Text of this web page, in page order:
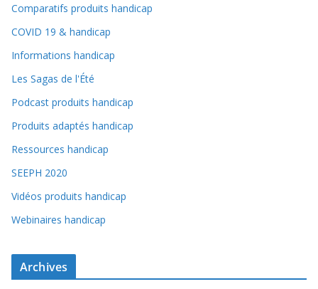
Comparatifs produits handicap
COVID 19 & handicap
Informations handicap
Les Sagas de l'Été
Podcast produits handicap
Produits adaptés handicap
Ressources handicap
SEEPH 2020
Vidéos produits handicap
Webinaires handicap
Archives